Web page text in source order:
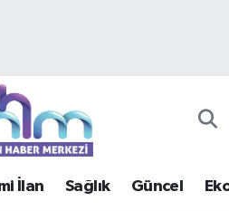
İlan Sağlık Güncel
Haritası
ve Fikstür